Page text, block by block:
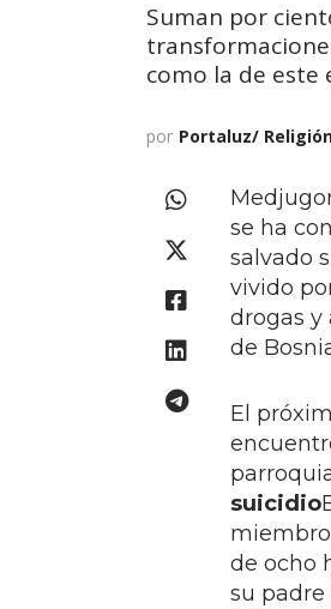
Suman por
como la de este
por Portaluz/
se ha
salvado
vivido
drogas y
de
El
suicidio
de ocho
su